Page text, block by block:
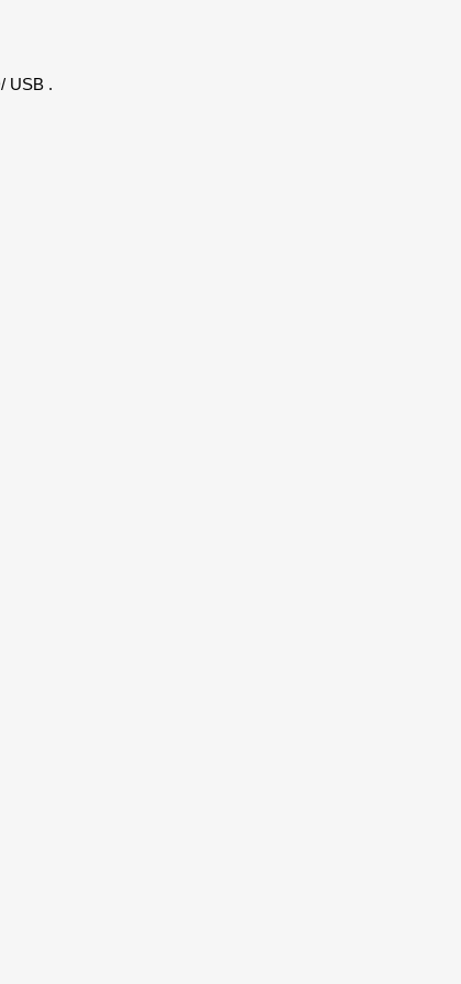
USB .